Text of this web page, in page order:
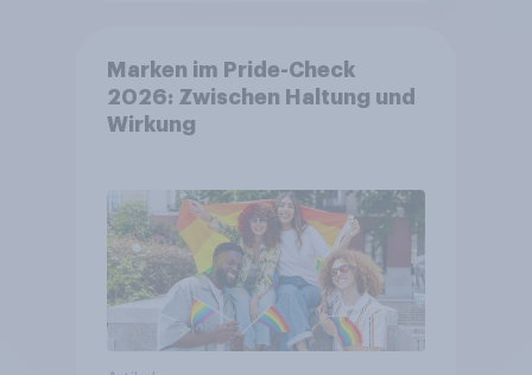
Marken im Pride-Check
2026: Zwischen Haltung und
Wirkung